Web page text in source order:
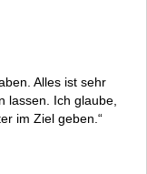
Alles ist sehr
lassen. Ich glaube,
im Ziel geben.“